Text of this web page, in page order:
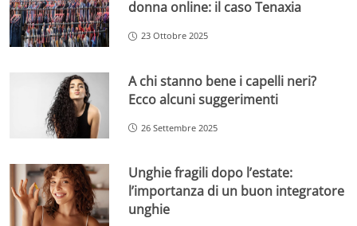
donna online: il caso Tenaxia
23 Ottobre 2025
A chi stanno bene i capelli neri?
Ecco alcuni suggerimenti
26 Settembre 2025
Unghie fragili dopo l’estate:
l’importanza di un buon integratore
unghie